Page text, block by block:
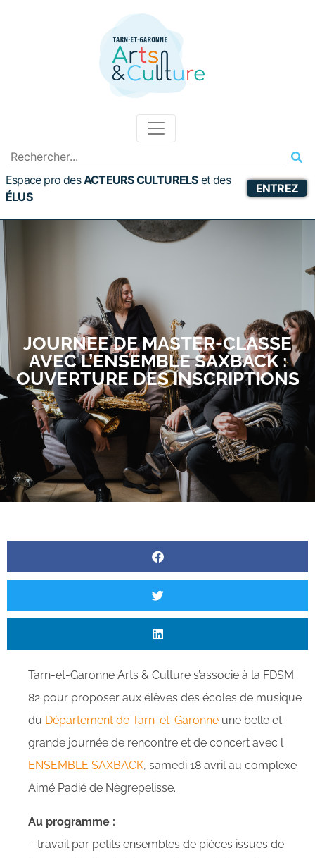
Espace pro desACTEURS CULTURELS etdes
ÉLUS
ENTREZ
JOURNEE DE MASTER-CLASSE
AVEC L’ENSEMBLE SAXBACK :
OUVERTURE DES INSCRIPTIONS
Tarn-et-Garonne Arts & Culture s’associe à la FDSM
82 pour proposer aux élèves des écoles de musique
du Département de Tarn-et-Garonne une belle et
grande journée de rencontre et de concert avec l
ENSEMBLE SAXBACK, samedi 18 avril au complexe
Aimé Padié de Nègrepelisse.
Au programme :
– travail par petits ensembles de pièces issues de